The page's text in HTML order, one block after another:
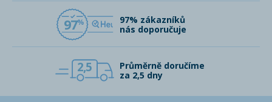
97
97% zákazníků
nás doporučuje
2,5
Průměrně doručíme
za 2,5 dny